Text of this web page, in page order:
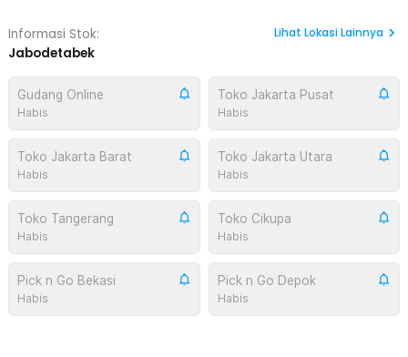
Informasi Stok:
Jabodetabek
Lihat Lokasi Lainnya
Gudang Online
Habis
Toko Jakarta Pusat
Habis
Toko Jakarta Barat
Habis
Toko Jakarta Utara
Habis
Toko Tangerang
Habis
Toko Cikupa
Habis
Pick n Go Bekasi
Habis
Pick n Go Depok
Habis